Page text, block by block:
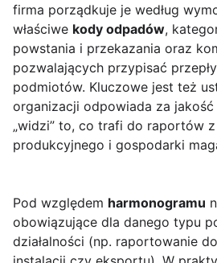
firma porządkuje je według
właściwe kody odpadów,
powstania i przekazania oraz
pozwalających przypisać
podmiotów. Kluczowe jest też
organizacji odpowiada za
„widzi” to, co trafi do raportów
produkcyjnego i gospodarki
Pod względem harmonogramu
obowiązujące dla danego typu
działalności (np. raportowanie